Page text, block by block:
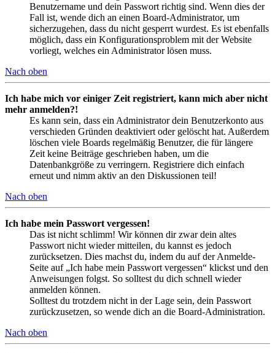
Benutzername und dein Passwort richtig sind. Wenn dies der
Fall ist, wende dich an einen Board-Administrator, um
sicherzugehen, dass du nicht gesperrt wurdest. Es ist ebenfalls
möglich, dass ein Konfigurationsproblem mit der Website
vorliegt, welches ein Administrator lösen muss.
Nach oben
Ich habe mich vor einiger Zeit registriert, kann mich aber nicht
mehr anmelden?!
Es kann sein, dass ein Administrator dein Benutzerkonto aus
verschieden Gründen deaktiviert oder gelöscht hat. Außerdem
löschen viele Boards regelmäßig Benutzer, die für längere
Zeit keine Beiträge geschrieben haben, um die
Datenbankgröße zu verringern. Registriere dich einfach
erneut und nimm aktiv an den Diskussionen teil!
Nach oben
Ich habe mein Passwort vergessen!
Das ist nicht schlimm! Wir können dir zwar dein altes
Passwort nicht wieder mitteilen, du kannst es jedoch
zurücksetzen. Dies machst du, indem du auf der Anmelde-
Seite auf „Ich habe mein Passwort vergessen“ klickst und den
Anweisungen folgst. So solltest du dich schnell wieder
anmelden können.
Solltest du trotzdem nicht in der Lage sein, dein Passwort
zurückzusetzen, so wende dich an die Board-Administration.
Nach oben